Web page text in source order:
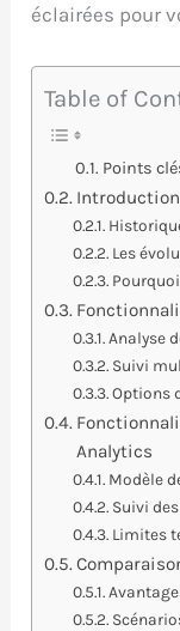
éclairées pour
Table of
Points
Les
Analyse
Suivi
Options
Analytics
Modèle
Suivi
Limites